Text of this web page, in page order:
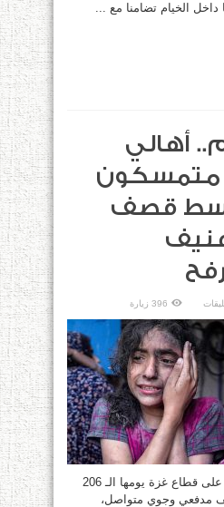
داخل الخيام تضامنا مع ...
أهالي
متمسكون
قصف
الإجرام..
أهالي
شمال
غزة
متمسكون
بأرضهم
وسط
قصف
صهيوني
عنيف
يستهدف
رفح
مغلقة
396 زيارة
دخلت الحرب الصهيونية على قطاع غزة يومها الـ 206
مدفعي وجوي متواصل،